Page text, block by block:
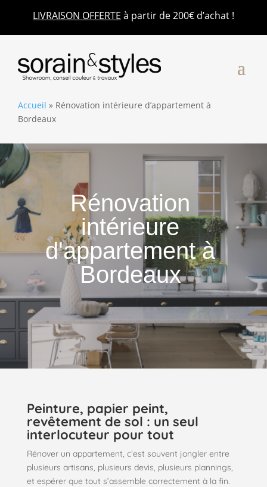
LIVRAISON OFFERTE à partir de 200€ d’achat !
Accueil » Rénovation intérieure d’appartement à
Bordeaux
Rénovation
intérieure
d'appartement à
Bordeaux
Peinture, papier peint,
revêtement de sol : un seul
interlocuteur pour tout
Rénover un appartement, c’est souvent jongler entre
plusieurs artisans, plusieurs devis, plusieurs plannings,
et espérer que tout s’assemble correctement à la fin.